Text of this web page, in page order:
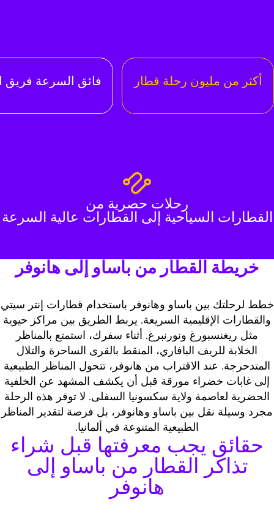
أكثر من مليون رحلة قطار فائق السرعة فريق
رحلات حصرية من
القطارات السياحية إلى القطارات عالية السرعة
خريطة القطار من باساو إلى هانوفر
لرحلتك بين باساو وهانوفر باستخدام قطارات إنتر سيتي
والقطارات الإقليمية السريعة. يربط الطريق بين مراكز حيوية
مثل ريغنسبورغ ونورنبرغ. أثناء سفرك، استمتع بالمناظر
الخلابة للريف البافاري، المنقط بالقرى الساحرة والتلال
المتدحرجة. عند الاقتراب من هانوفر، تتحول المناظر الطبيعية
إلى غابات خضراء مورقة قبل أن يكشف المشهد عن الخلفية
الحضرية لعاصمة ولاية سكسونيا السفلى. لا توفر هذه الرحلة
مجرد وسيلة نقل بين باساو وهانوفر، بل فرصة لتقدير المناظر
الطبيعية المتنوعة في ألمانيا.
حقائق يجب معرفتها قبل شراء
تذاكر القطار من باساو إلى
هانوفر